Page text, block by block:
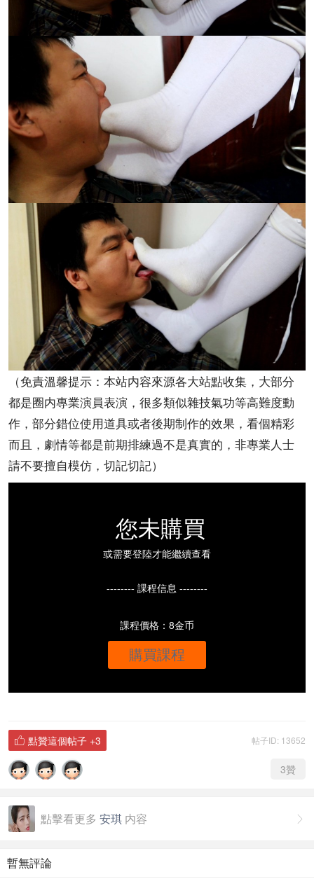
（免責溫馨提示：本站内容來源各大站點收集，大部分
都是圈内專業演員表演，很多類似雜技氣功等高難度動
作，部分錯位使用道具或者後期制作的效果，看個精彩
而且，劇情等都是前期排練過不是真實的，非專業人士
請不要擅自模仿，切記切記）
您未購買
或需要登陸才能繼續查看
-------- 課程信息 --------
課程價格：8金币
購買課程
帖子ID: 13652
 點贊這個帖子 +3
3贊

點擊看更多 安琪 内容
暫無評論